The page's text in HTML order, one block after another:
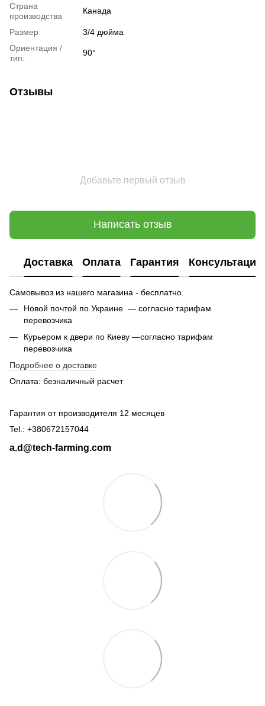
Страна
производства
Канада
Размер
3/4 дюйма
Ориентация /
тип:
90°
Отзывы
Добавьте первый отзыв
Написать отзыв
Доставка Оплата Гарантия Консультация
Самовывоз из нашего магазина - бесплатно.
Новой почтой по Украине — согласно тарифам
перевозчика
Курьером к двери по Киеву —согласно тарифам
перевозчика
Подробнее о доставке
Оплата: безналичный расчет
Гарантия от производителя 12 месяцев
Tel.: +380672157044
a.d@tech-farming.com